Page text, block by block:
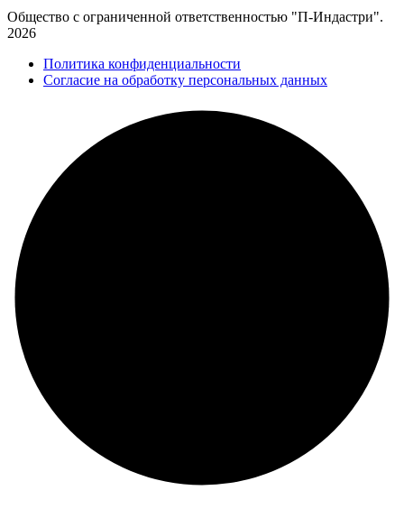
Общество с ограниченной ответственностью "П-Индастри".
2026
Политика конфиденциальности
Согласие на обработку персональных данных